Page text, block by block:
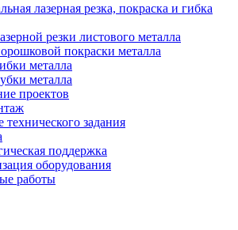
лазерная резка, покраска и гибка
резки листового металла
покраски металла
металла
металла
проектов
технического задания
поддержка
оборудования
работы